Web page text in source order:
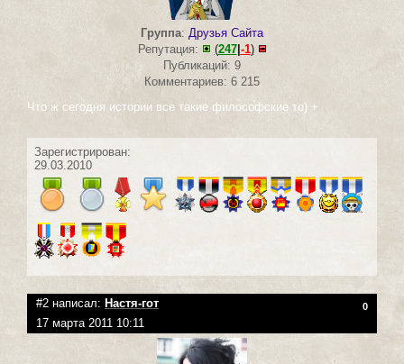
Группа: Друзья Сайта
Репутация:
(247| -1)
Публикаций: 9
Комментариев: 6 215
Что ж сегодня истории все такие философские то) +
Зарегистрирован:
29.03.2010
#2 написал: Настя-гот 0
17 марта 2011 10:11